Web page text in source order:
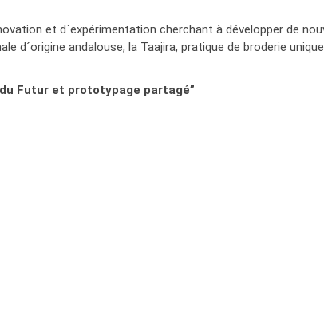
et d´expérimentation cherchant à développer de
d´origine andalouse, la Taajira, pratique de broderie
Futur et prototypage partagé”